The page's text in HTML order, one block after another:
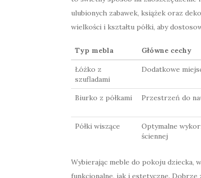
ulubionych zabawek, książek oraz
wielkości i kształtu półki, aby
Typ mebla Główne cechy
Łóżko z
szufladami
Dodatkowe
Biurko z półkami Przestrzeń do
Półki wiszące
Optymalne
ściennej
Wybierając meble do pokoju dziecka,
funkcjonalne, jak i estetyczne.